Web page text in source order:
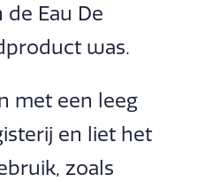
Eau De
was.
met een leeg
en liet het
zoals